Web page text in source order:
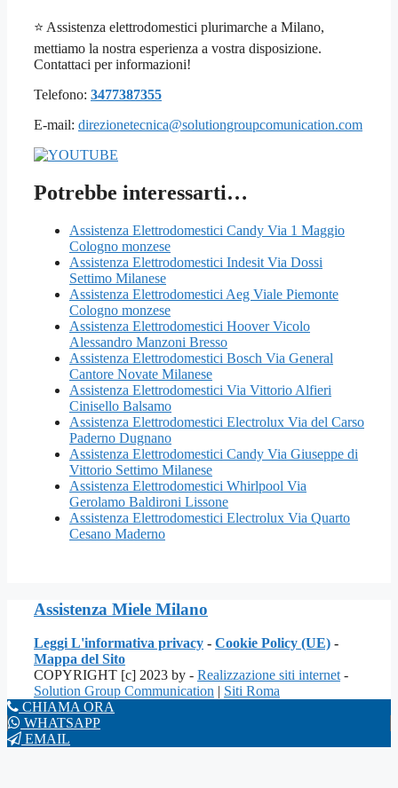
⭐ Assistenza elettrodomestici plurimarche a Milano,
mettiamo la nostra esperienza a vostra disposizione.
Contattaci per informazioni!
Telefono: 3477387355
E-mail: direzionetecnica@solutiongroupcomunication.com
Potrebbe interessarti…
Assistenza Elettrodomestici Candy Via 1 Maggio
Cologno monzese
Assistenza Elettrodomestici Indesit Via Dossi
Settimo Milanese
Assistenza Elettrodomestici Aeg Viale Piemonte
Cologno monzese
Assistenza Elettrodomestici Hoover Vicolo
Alessandro Manzoni Bresso
Assistenza Elettrodomestici Bosch Via General
Cantore Novate Milanese
Assistenza Elettrodomestici Via Vittorio Alfieri
Cinisello Balsamo
Assistenza Elettrodomestici Electrolux Via del Carso
Paderno Dugnano
Assistenza Elettrodomestici Candy Via Giuseppe di
Vittorio Settimo Milanese
Assistenza Elettrodomestici Whirlpool Via
Gerolamo Baldironi Lissone
Assistenza Elettrodomestici Electrolux Via Quarto
Cesano Maderno
Assistenza Miele Milano
Leggi L'informativa privacy - Cookie Policy (UE) -
Mappa del Sito
COPYRIGHT [c] 2023 by - Realizzazione siti internet -
Solution Group Communication | Siti Roma
CHIAMA ORA
WHATSAPP
EMAIL